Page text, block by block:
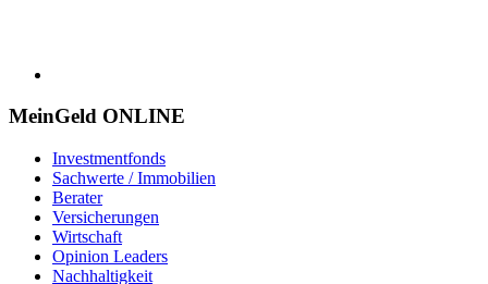
MeinGeld ONLINE
Investmentfonds
Sachwerte / Immobilien
Berater
Versicherungen
Wirtschaft
Opinion Leaders
Nachhaltigkeit